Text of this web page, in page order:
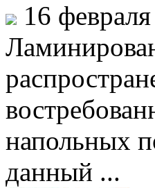
16
напольных
данный ...